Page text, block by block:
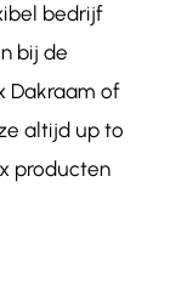
bedrijf
bij de
Dakraam of
altijd up to
producten